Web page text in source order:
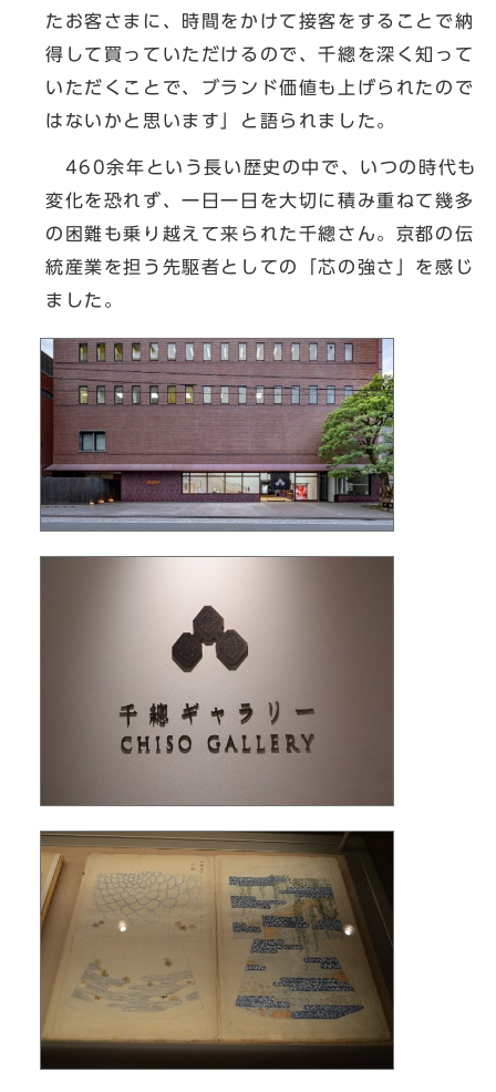
たお客さまに、時間をかけて接客をすることで納
得して買っていただけるので、千總を深く知って
いただくことで、ブランド価値も上げられたので
はないかと思います」と語られました。
460余年という長い歴史の中で、いつの時代も
変化を恐れず、一日一日を大切に積み重ねて幾多
の困難も乗り越えて来られた千總さん。京都の伝
統産業を担う先駆者としての「芯の強さ」を感じ
ました。